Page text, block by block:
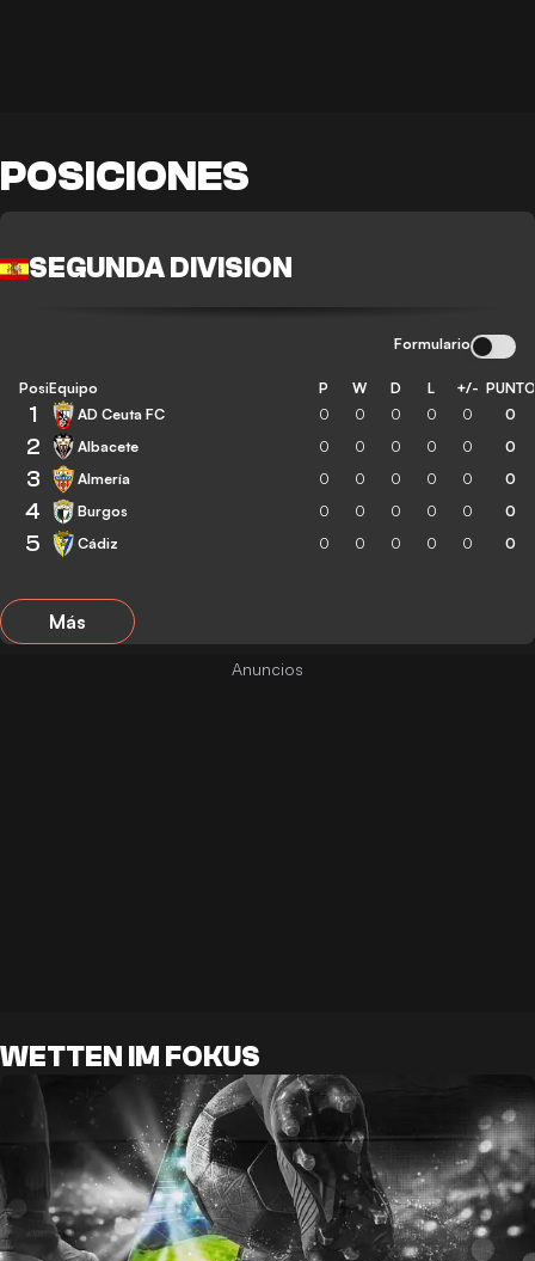
POSICIONES
SEGUNDA DIVISION
Formulario
Posición
Equipo P W D L +/-
1 AD Ceuta FC 0 0 0 0 0 0
2 Albacete 0 0 0 0 0 0
3 Almería 0 0 0 0 0 0
4 Burgos 0 0 0 0 0 0
5 Cádiz 0 0 0 0 0 0
Más
WETTEN IM FOKUS